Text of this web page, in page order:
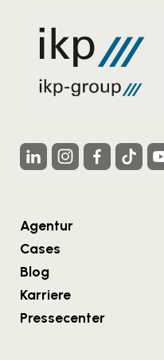
Agentur
Cases
Blog
Karriere
Pressecenter